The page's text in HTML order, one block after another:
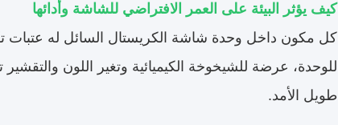
كيف يؤثر البيئة على العمر الافتراضي للشاشة وأدائها
كل مكون داخل وحدة شاشة الكريستال السائل له عتبات
للوحدة، عرضة للشيخوخة الكيميائية وتغير اللون
طويل الأمد.